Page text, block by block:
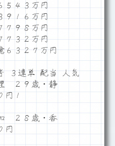
４３万円
９１６万円
９８万円
３２万円
３２７万円
３連単 配当 人気
２９歳・静
１
２８歳・香